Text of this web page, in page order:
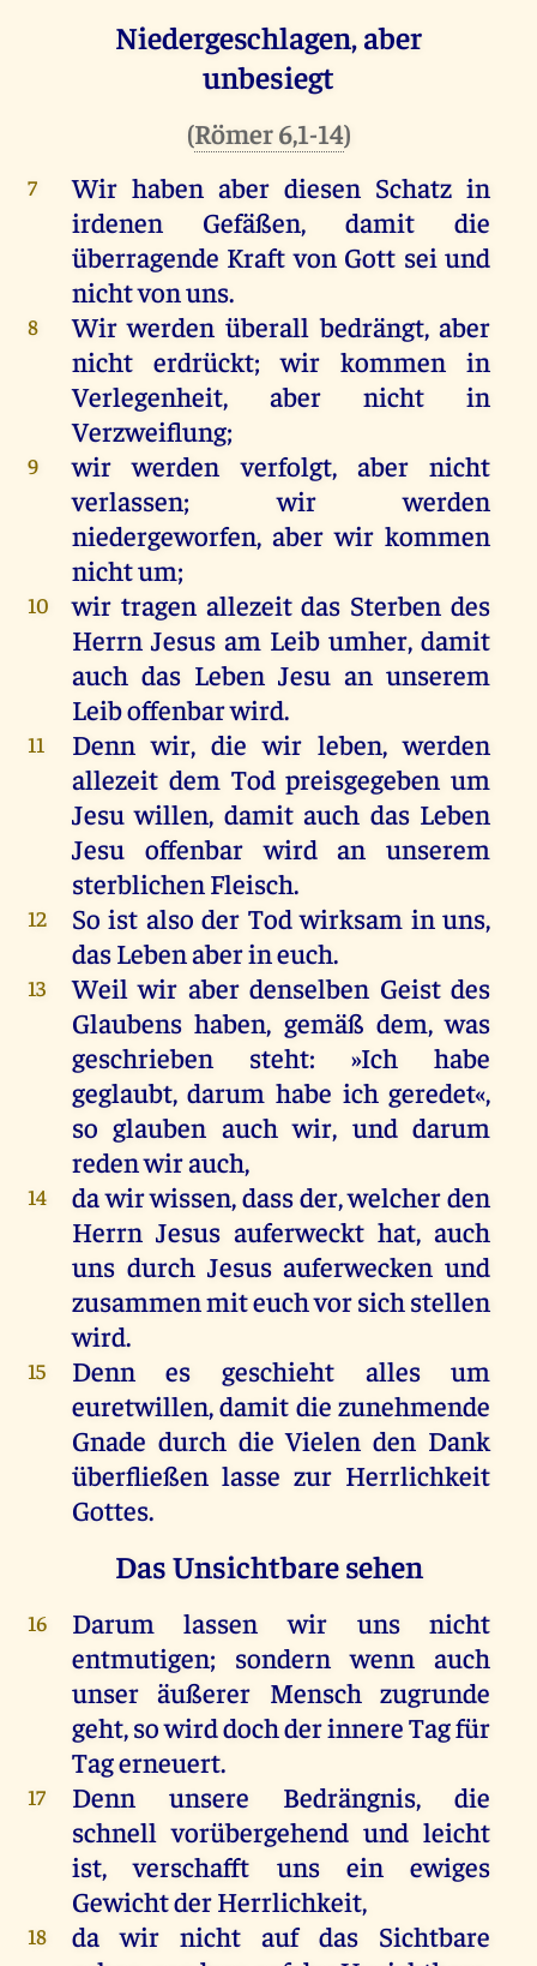
Niedergeschlagen, aber
unbesiegt
(Römer 6,1-14)
7 Wir haben aber diesen Schatz in
irdenen Gefäßen,damit
die
überragende Kraft von Gott sei und
nichtvonuns.
8 Wir werden überall bedrängt,aber
nichterdrückt;wir kommen in
Verlegenheit, aber nicht
in
Verzweiflung;
9 wir werden verfolgt, aber nicht
verlassen;wir
werden
niedergeworfen, aber wir kommen
nichtum;
10 wir tragen allezeit das Sterben des
Herrn Jesus am Leib umher,damit
auch das Leben Jesu an unserem
Leiboffenbarwird.
11 Denn wir, die wir leben,werden
allezeit dem Todpreisgegebenum
Jesu willen, damit auch das Leben
Jesu offenbar wird an unserem
sterblichenFleisch.
12 So ist also der Todwirksam in uns,
dasLebenaberineuch.
13 Weil wir aber denselben Geist des
Glaubens haben, gemäß dem,was
geschrieben
steht: »Ich
habe
geglaubt,darum habe ich geredet«,
so glauben auch wir, und darum
redenwirauch,
14 dawirwissen, dassder,welcherden
Herrn Jesus auferweckt hat,auch
uns durch Jesus auferwecken und
zusammenmiteuchvorsichstellen
wird.
15 Denn es geschieht alles
um
euretwillen,damit die zunehmende
Gnade durch die Vielen den Dank
überfließen lasse zur Herrlichkeit
Gottes.
Das Unsichtbare sehen
16 Darum lassen wir uns
nicht
entmutigen; sondern wenn auch
unseräußerer Menschzugrunde
geht,sowirddochderinnereTagfür
Tagerneuert.
17 Denn unsere Bedrängnis,die
schnell vorübergehendund leicht
ist, verschafft uns ein
ewiges
GewichtderHerrlichkeit,
18 da wir nicht auf das
Sichtbare